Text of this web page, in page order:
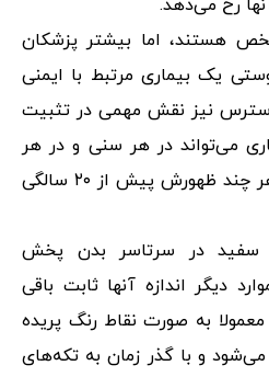
رخ می‌دهد.
هستند، اما بیشتر پزشکان
یک بیماری مرتبط با ایمنی
نیز نقش مهمی در تثبیت
می‌تواند در هر سنی و در هر
بخشی از بدن ایجاد شود. هر چند ظهورش پیش از ۲۰ سالگی
سفید در سرتاسر بدن پخش
دیگر اندازه آنها ثابت باقی
به صورت نقاط رنگ پریده
و با گذر زمان به تکه‌های